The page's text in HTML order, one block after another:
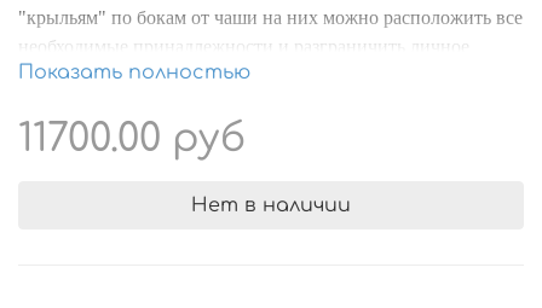
"крыльям" по бокам от чаши на них можно расположить все
необходимые принадлежности и разграничить личное
пространство. Раковина выполнена из экологичных и
поверхность раковины делает ее прочной, долговечной и
устойчивой к различным загрязнениям. Уход за раковиной
не требует особых усилий.
Показать полностью
11700.00 руб
Нет в наличии